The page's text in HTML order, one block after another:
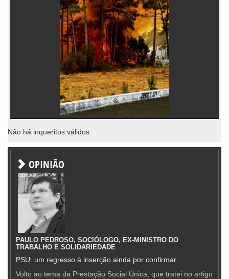
Não há inqueritos válidos.
OPINIÃO
PAULO PEDROSO, SOCIÓLOGO, EX-MINISTRO DO
TRABALHO E SOLIDARIEDADE
PSU: um regresso à inserção ainda por confirmar
Volto ao tema da Prestação Social Única, que tratei no artigo